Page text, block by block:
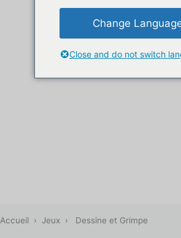
Accueil › Jeux › Dessine et Grimpe
Change
Close and do not switch